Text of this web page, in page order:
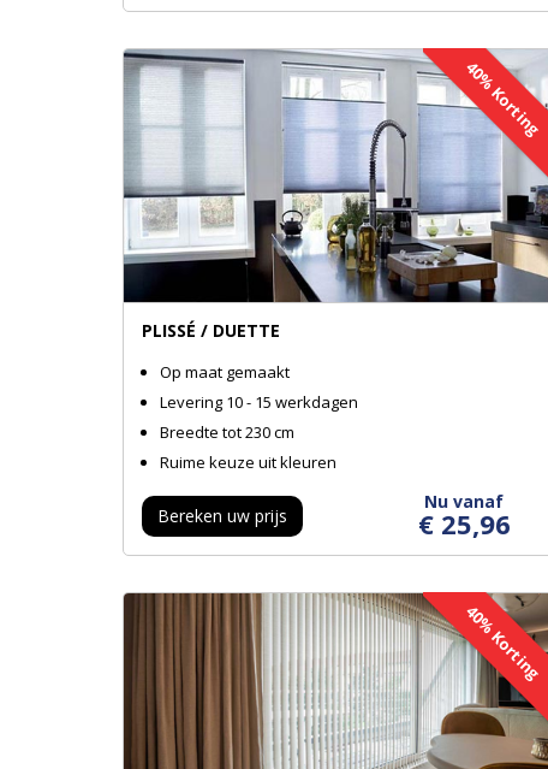
40% Korting
PLISSÉ / DUETTE
Op maat gemaakt
Levering 10 - 15 werkdagen
Breedte tot 230 cm
Ruime keuze uit kleuren
Bereken uw prijs
Nu vanaf
€ 25,96
40% Korting